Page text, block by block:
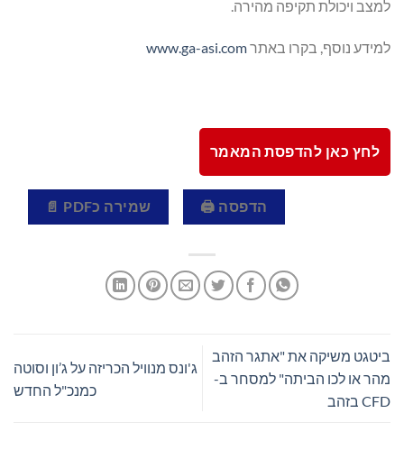
למצב ויכולת תקיפה מהירה.
למידע נוסף, בקרו באתרwww.ga-asi.com
לחץ כאן להדפסת המאמר
הדפסה 🖨 שמירה כPDF 📄
ביטגט משיקה את "אתגר הזהב
מהר או לכו הביתה" למסחר ב-
CFD בזהב
ג'ונס מנוויל הכריזה על ג’ון וסוטה
כמנכ"ל החדש